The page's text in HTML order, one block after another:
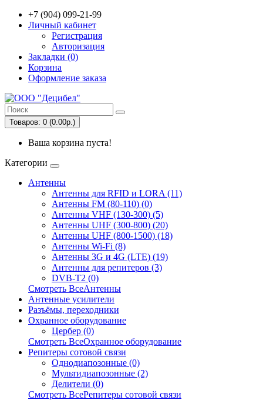
+7 (904) 099-21-99
Личный кабинет
Регистрация
Авторизация
Закладки (0)
Корзина
Оформление заказа
Товаров: 0 (0.00р.)
Ваша корзина пуста!
Категории
Антенны
Антенны для RFID и LORA (11)
Антенны FM (80-110) (0)
Антенны VHF (130-300) (5)
Антенны UHF (300-800) (20)
Антенны UHF (800-1500) (18)
Антенны Wi-Fi (8)
Антенны 3G и 4G (LTE) (19)
Антенны для репитеров (3)
DVB-T2 (0)
Смотреть ВсеАнтенны
Антенные усилители
Разъёмы, переходники
Охранное оборудование
Цербер (0)
Смотреть ВсеОхранное оборудование
Репитеры сотовой связи
Однодиапозонные (0)
Мультидиапозонные (2)
Делители (0)
Смотреть ВсеРепитеры сотовой связи